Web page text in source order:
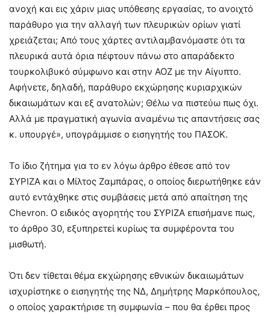
ανοχή και εις χάριν μιας υπόθεσης εργασίας, το ανοιχτό
παράθυρο για την αλλαγή των πλευρικών ορίων γιατί
χρειάζεται; Από τους χάρτες αντιλαμβανόμαστε ότι τα
πλευρικά αυτά όρια πέφτουν πάνω στο απαράδεκτο
τουρκολιβυκό σύμφωνο και στην ΑΟΖ με την Αίγυπτο.
Αφήνετε, δηλαδή, παράθυρο εκχώρησης κυριαρχικών
δικαιωμάτων και εξ ανατολών; Θέλω να πιστεύω πως όχι.
Αλλά με πραγματική αγωνία αναμένω τις απαντήσεις σας
κ. υπουργέ», υπογράμμισε ο εισηγητής του ΠΑΣΟΚ.
Το ίδιο ζήτημα για το εν λόγω άρθρο έθεσε από τον
ΣΥΡΙΖΑ και ο Μίλτος Ζαμπάρας, ο οποίος διερωτήθηκε εάν
αυτό εντάχθηκε στις συμβάσεις μετά από απαίτηση της
Chevron. Ο ειδικός αγορητής του ΣΥΡΙΖΑ επισήμανε πως,
το άρθρο 30, εξυπηρετεί κυρίως τα συμφέροντα του
μισθωτή.
Ότι δεν τίθεται θέμα εκχώρησης εθνικών δικαιωμάτων
ισχυρίστηκε ο εισηγητής της ΝΔ, Δημήτρης Μαρκόπουλος,
ο οποίος χαρακτήρισε τη συμφωνία – που θα έρθει προς